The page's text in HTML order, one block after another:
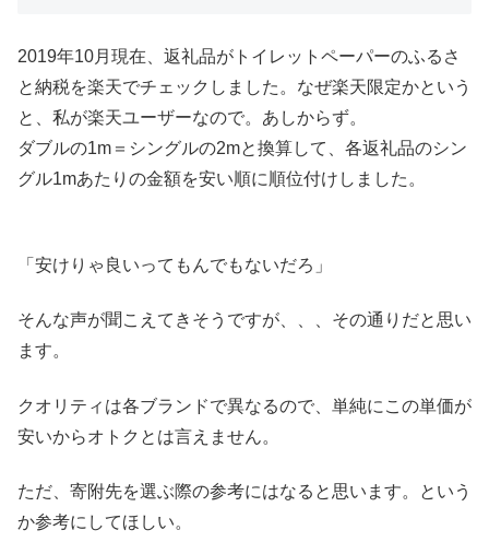
2019年10月現在、返礼品がトイレットペーパーのふるさ
と納税を楽天でチェックしました。なぜ楽天限定かという
と、私が楽天ユーザーなので。あしからず。
ダブルの1m＝シングルの2mと換算して、各返礼品のシン
グル1mあたりの金額を安い順に順位付けしました。
「安けりゃ良いってもんでもないだろ」
そんな声が聞こえてきそうですが、、、その通りだと思い
ます。
クオリティは各ブランドで異なるので、単純にこの単価が
安いからオトクとは言えません。
ただ、寄附先を選ぶ際の参考にはなると思います。という
か参考にしてほしい。